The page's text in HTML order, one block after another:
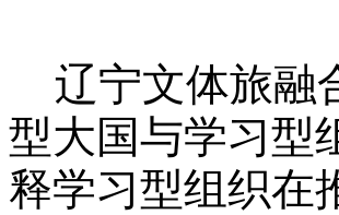
辽宁文体旅融
型大国与学习型
释学习型组织在